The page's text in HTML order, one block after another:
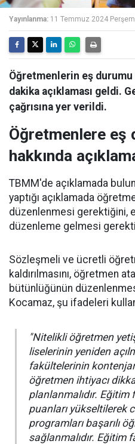
Yayınlanma: 11 Temmuz 2024
Öğretmenlerin eş durumu
dakika açıklaması geldi.
çağrısına yer verildi.
Öğretmenlere eş
hakkında
TBMM'de açıklamada
yaptığı açıklamada
düzenlenmesi gerektiğini,
düzenleme gelmesi
Sözleşmeli ve ücretli
kaldırılmasını, öğretmen
bütünlüğünün
Kocamaz, şu ifadeleri
"Nitelikli öğretmen
liselerinin yeniden
fakültelerinin
öğretmen ihtiyacı
planlanmalıdır.
puanları yükseltilerek
programları başarılı
sağlanmalıdır. Eğitim